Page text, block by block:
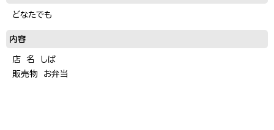
どなたでも
内容
店 名 しば
販売物 お弁当